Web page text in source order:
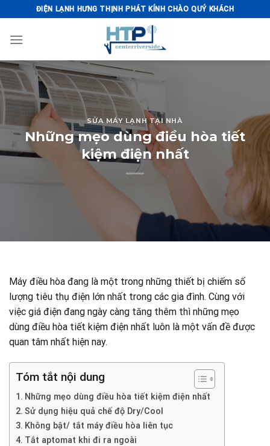
to
content
ĐIỆN LẠNH HƯNG THỊNH PHÁT KÍNH CHÀO QUÝ KHÁCH
SỬA MÁY LẠNH TẠI NHÀ
Những mẹo dùng điều hòa tiết
kiệm điện nhất
Máy điều hòa đang là một trong những thiết bị chiếm số
lượng tiêu thụ điện lớn nhất trong các gia đình. Cùng với
việc giá điện đang ngày càng tăng thêm thì những mẹo
dùng điều hòa tiết kiệm điện nhất luôn là một vấn đề được
quan tâm nhất hiện nay.
Tóm tắt nội dung
Những mẹo dùng điều hòa tiết kiệm điện nhất
Sử dụng hiệu quả chế độ Dry/Cool
Không bật/ tắt máy điều hòa liên tục
Tắt aptomat khi đi ra ngoài